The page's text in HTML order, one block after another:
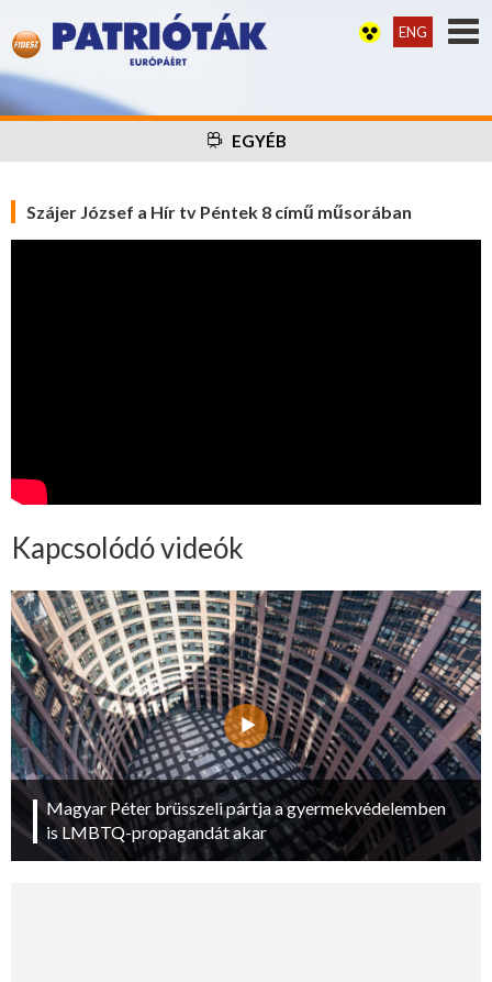
ENG
EGYÉB
Szájer József a Hír tv Péntek 8 című műsorában
Kapcsolódó videók
Magyar Péter brüsszeli pártja a gyermekvédelemben
is LMBTQ-propagandát akar